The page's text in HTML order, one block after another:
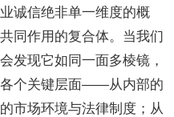
诚信绝非单一维度的概
同作用的复合体。当我们
发现它如同一面多棱镜，
各个关键层面——从内部的
市场环境与法律制度；从